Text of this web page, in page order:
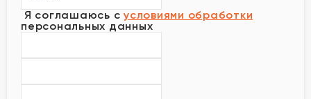
Я соглашаюсь с условиями обработки
персональных данных